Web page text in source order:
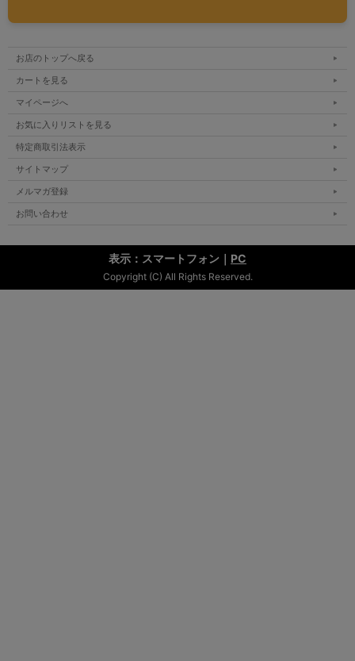
お店のトップへ戻る
カートを見る
マイページへ
お気に入りリストを見る
特定商取引法表示
サイトマップ
メルマガ登録
お問い合わせ
表示：スマートフォン｜ PC
Copyright (C) All Rights Reserved.